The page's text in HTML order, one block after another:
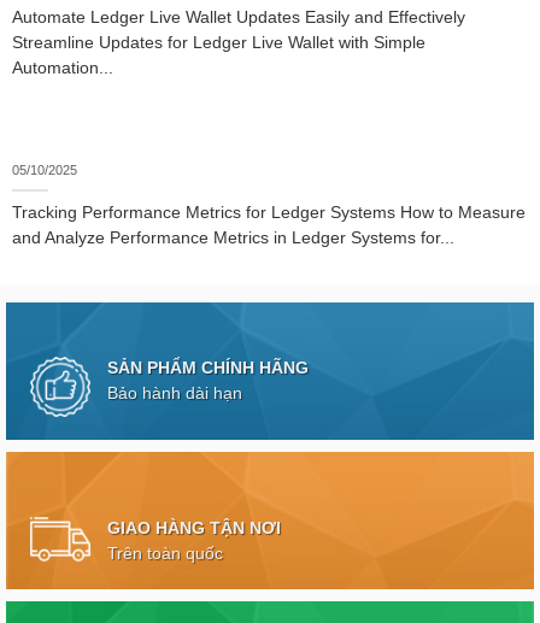
Automate Ledger Live Wallet Updates Easily and Effectively
Streamline Updates for Ledger Live Wallet with Simple
Automation...
05/10/2025
Tracking Performance Metrics for Ledger Systems How to Measure
and Analyze Performance Metrics in Ledger Systems for...
SẢN PHẨM CHÍNH HÃNG
Bảo hành dài hạn
GIAO HÀNG TẬN NƠI
Trên toàn quốc